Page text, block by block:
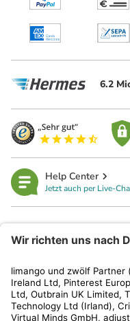
6.2
Help Center
Jetzt auch per Live-
Kundenservice